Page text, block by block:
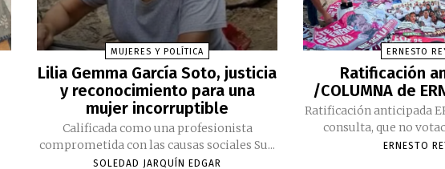
MUJERES Y POLÍTICA
Lilia Gemma García Soto, justicia
y reconocimiento para una
mujer incorruptible
Calificada como una profesionista
comprometida con las causas sociales Su...
SOLEDAD JARQUÍN EDGAR
ERNESTO
Ratificación
/COLUMNA de
Ratificación anticipada
consulta, que no
ERNESTO